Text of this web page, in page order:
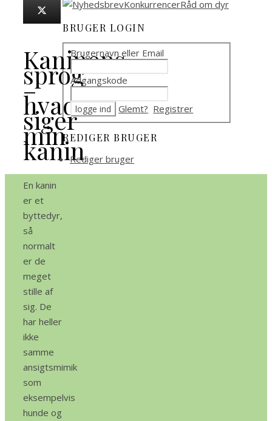
Kaninens
sprog
–
hvad
siger
min
kanin
En kanin
er et
byttedyr,
så
normalt
er de
meget
stille af
sig. De
har heller
ikke
samme
ansigtsmimik
som
eksempelvis
hunde og
BRUGER LOGIN
Brugernavn eller Email
Adgangskode
Glemt? Registrer
REDIGER BRUGER
Rediger bruger